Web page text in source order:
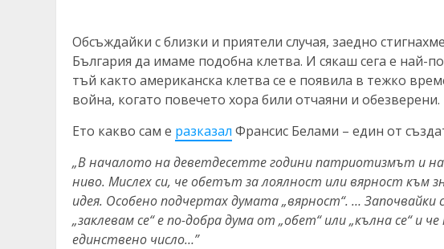
Обсъждайки с близки и приятели случая, заедно
България да имаме подобна клетва. И сякаш сега е най-
тъй както американска клетва се е появила в тежко
война, когато повечето хора били отчаяни и обезверени.
Ето какво сам е разказал Франсис Белами – един от
„В началото на деветдесетте години патриотизмът и
ниво. Мислех си, че обетът за лоялност или вярност
идея. Особено подчертах думата „вярност“. …
„заклевам се“ е по-добра дума от „обет“ или „кълна се“ и
единствено число…”